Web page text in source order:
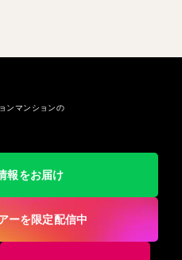
ンマンションの
報をお届け
ーを限定配信中